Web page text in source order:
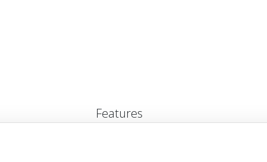
Features